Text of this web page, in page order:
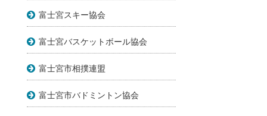
富士宮スキー協会
富士宮バスケットボール協会
富士宮市相撲連盟
富士宮市バドミントン協会